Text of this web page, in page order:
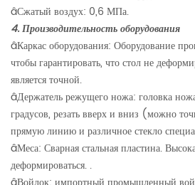
âСжатый воздух: 0,6 МПа.
4. Производительность оборудования
âКаркас оборудования: Оборудование
чтобы гарантировать, что стол не
является точной.
âДержатель режущего ножа: головка
градусов, резать вверх и вниз (можно
прямую линию и различное стекло
âМеса: Сварная стальная пластина.
деформироваться. .